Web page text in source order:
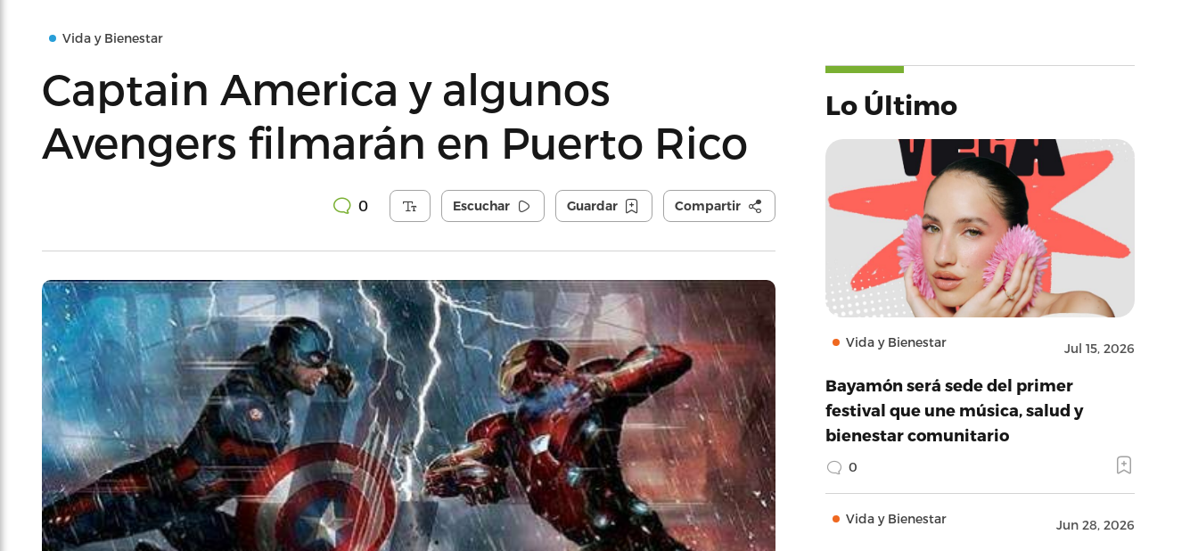
Vida y Bienestar
Captain America y algunos
Avengers filmarán en Puerto Rico
0 Escuchar Guardar Compartir
Lo Último
Vida y Bienestar Jul 15, 2026
Bayamón será sede del primer
festival que une música, salud y
bienestar comunitario
0
Vida y Bienestar Jun 28, 2026